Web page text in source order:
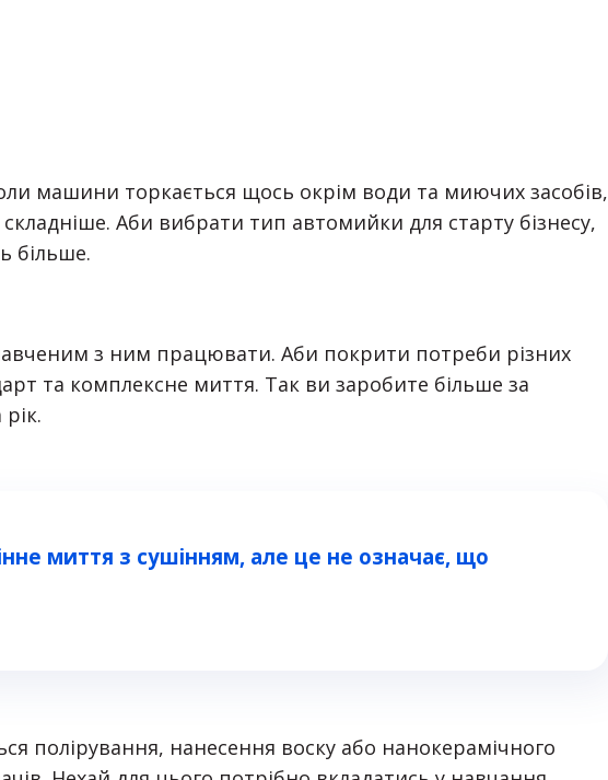
машини торкається щось окрім води та миючих засобів,
Аби вибрати тип автомийки для старту бізнесу,
більше.
з ним працювати. Аби покрити потреби різних
та комплексне миття. Так ви заробите більше за
миття з сушінням, але це не означає, що
полірування, нанесення воску або нанокерамічного